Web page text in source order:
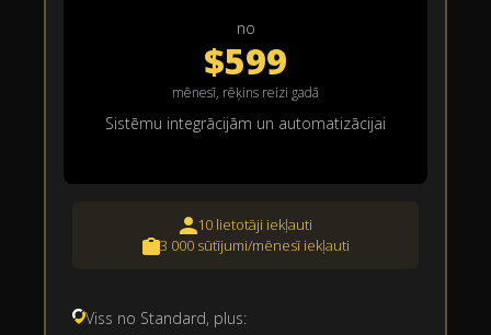
no
$599
mēnesī, rēķins reizi gadā
Sistēmu integrācijām un automatizācijai
10 lietotāji iekļauti
3 000 sūtījumi/mēnesī iekļauti
Viss no Standard, plus: